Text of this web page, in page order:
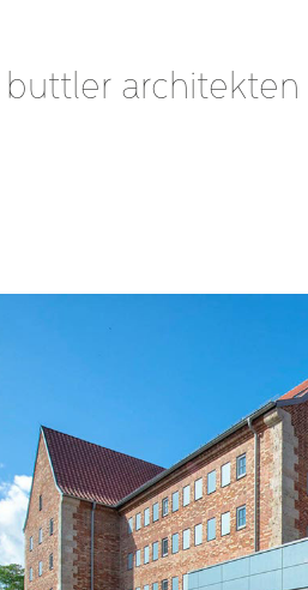
buttler architekten